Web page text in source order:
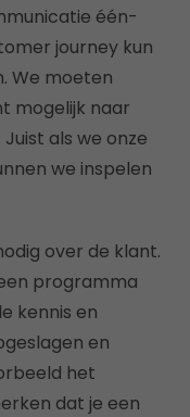
één-
journey kun
We moeten
mogelijk naar
als we onze
we inspelen
over de klant.
programma
kennis en
en
het
dat je een